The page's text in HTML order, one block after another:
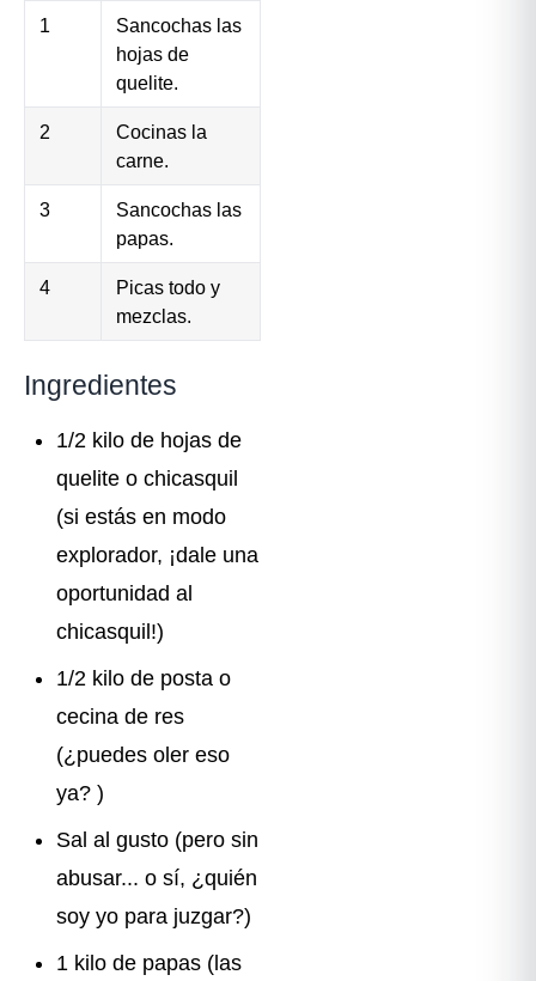
1
Sancochas las
hojas de
quelite.
2
Cocinas la
carne.
3
Sancochas las
papas.
4
Picas todo y
mezclas.
Ingredientes
1/2 kilo de hojas de
quelite o chicasquil
(si estás en modo
explorador, ¡dale una
oportunidad al
chicasquil!)
1/2 kilo de posta o
cecina de res
(¿puedes oler eso
ya? )
Sal al gusto (pero sin
abusar... o sí, ¿quién
soy yo para juzgar?)
1 kilo de papas (las